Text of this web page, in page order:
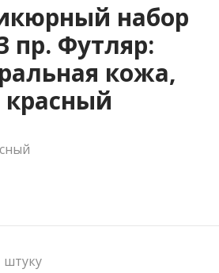
набор
пр. Футляр:
кожа,
красный
штуку